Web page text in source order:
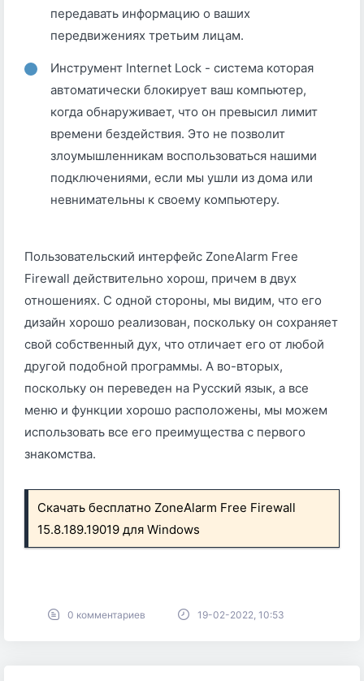
передавать информацию о ваших
передвижениях третьим лицам.
Инструмент Internet Lock - система которая
автоматически блокирует ваш компьютер,
когда обнаруживает, что он превысил лимит
времени бездействия. Это не позволит
злоумышленникам воспользоваться нашими
подключениями, если мы ушли из дома или
невнимательны к своему компьютеру.
Пользовательский интерфейс ZoneAlarm Free
Firewall действительно хорош, причем в двух
отношениях. С одной стороны, мы видим, что его
дизайн хорошо реализован, поскольку он сохраняет
свой собственный дух, что отличает его от любой
другой подобной программы. А во-вторых,
поскольку он переведен на Русский язык, а все
меню и функции хорошо расположены, мы можем
использовать все его преимущества с первого
знакомства.
Скачать бесплатно ZoneAlarm Free Firewall
15.8.189.19019 для Windows
0 комментариев 19-02-2022, 10:53